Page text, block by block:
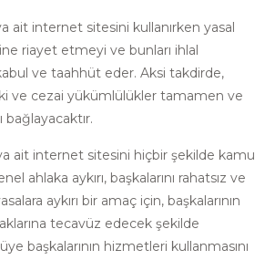
ait internet sitesini kullanırken yasal
riayet etmeyi ve bunları ihlal
ve taahhüt eder. Aksi takdirde,
ve cezai yükümlülükler tamamen ve
bağlayacaktır.
ait internet sitesini hiçbir şekilde kamu
ahlaka aykırı, başkalarını rahatsız ve
aykırı bir amaç için, başkalarının
tecavüz edecek şekilde
başkalarının hizmetleri kullanmasını